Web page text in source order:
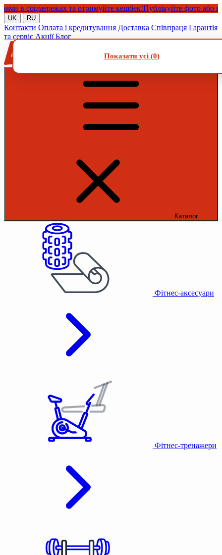
соцмережах та отримуйте кешбек!Публікуйте фото або
UK RU
Контакти Оплата і кредитування Доставка Співпраця Гарантія
та сервіс Акції Блог
Каталог
Фітнес-аксесуари
Фітнес-тренажери
Показати усі (0)